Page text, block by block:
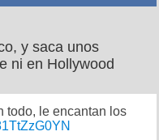
y saca unos
ni en Hollywood
todo, le encantan los